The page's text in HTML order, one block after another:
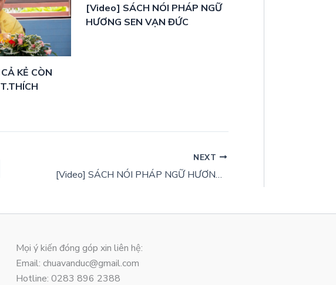
KẺ CÒN
[Video] SÁCH NÓI PHÁP NGỮ
HƯƠNG SEN VẠN ĐỨC
NEXT
[Video] SÁCH NÓI PHÁP NGỮ HƯƠNG SEN VẠN ĐỨC
Mọi ý kiến đóng góp xin liên hệ:
Email: chuavanduc@gmail.com
Hotline: 0283 896 2388